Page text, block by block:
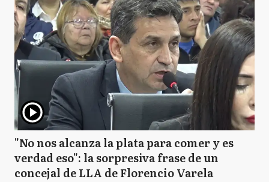
"No nos alcanza la plata para comer y es
verdad eso": la sorpresiva frase de un
concejal de LLA de Florencio Varela